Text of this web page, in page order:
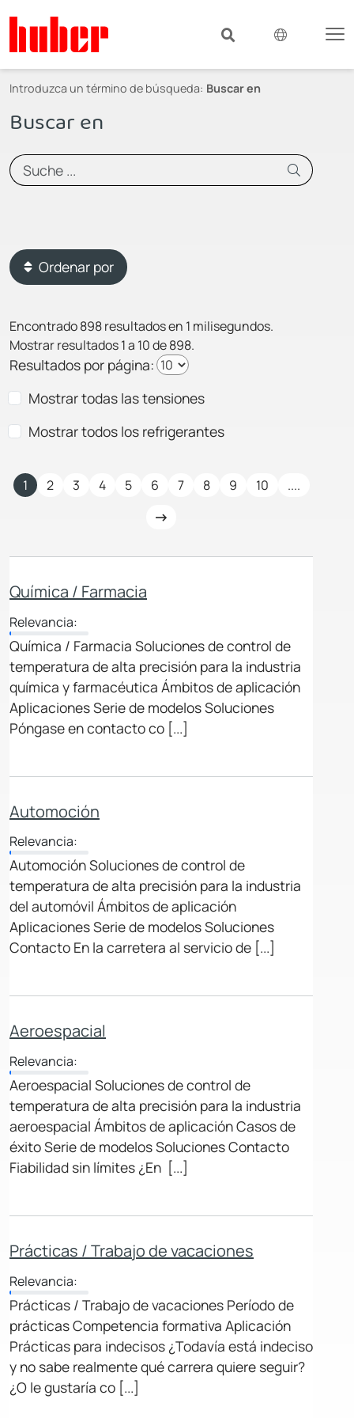
Introduzca un término de búsqueda: Buscar en
Buscar en
Ordenar por
Encontrado 898 resultados en 1 milisegundos.
Mostrar resultados 1 a 10 de 898.
Resultados por página:
Mostrar todas las tensiones
Mostrar todos los refrigerantes
1 2 3 4 5 6 7 8 9 10 ....
Química / Farmacia
Relevancia:
Química / Farmacia Soluciones de control de
temperatura de alta precisión para la industria
química y farmacéutica Ámbitos de aplicación
Aplicaciones Serie de modelos Soluciones
Póngase en contacto co [...]
Automoción
Relevancia:
Automoción Soluciones de control de
temperatura de alta precisión para la industria
del automóvil Ámbitos de aplicación
Aplicaciones Serie de modelos Soluciones
Contacto En la carretera al servicio de [...]
Aeroespacial
Relevancia:
Aeroespacial Soluciones de control de
temperatura de alta precisión para la industria
aeroespacial Ámbitos de aplicación Casos de
éxito Serie de modelos Soluciones Contacto
Fiabilidad sin límites ¿En [...]
Prácticas / Trabajo de vacaciones
Relevancia:
Prácticas / Trabajo de vacaciones Período de
prácticas Competencia formativa Aplicación
Prácticas para indecisos ¿Todavía está indeciso
y no sabe realmente qué carrera quiere seguir?
¿O le gustaría co [...]